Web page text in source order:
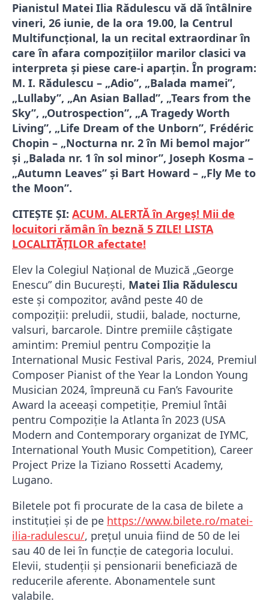
Pianistul Matei Ilia Rădulescu vă dă întâlnire
vineri, 26 iunie, de la ora 19.00, la Centrul
Multifuncțional, la un recital extraordinar în
care în afara compozițiilor marilor clasici va
interpreta și piese care-i aparțin. În program:
M. I. Rădulescu – „Adio”, „Balada mamei”,
„Lullaby”, „An Asian Ballad”, „Tears from the
Sky”, „Outrospection”, „A Tragedy Worth
Living”, „Life Dream of the Unborn”, Frédéric
Chopin – „Nocturna nr. 2 în Mi bemol major”
și „Balada nr. 1 în sol minor”, Joseph Kosma –
„Autumn Leaves” și Bart Howard – „Fly Me to
the Moon”.
CITEȘTE ȘI: ACUM. ALERTĂ în Argeș! Mii de
locuitori rămân în beznă 5 ZILE! LISTA
LOCALITĂȚILOR afectate!
Elev la Colegiul Național de Muzică „George
Enescu” din București, Matei Ilia Rădulescu
este și compozitor, având peste 40 de
compoziții: preludii, studii, balade, nocturne,
valsuri, barcarole. Dintre premiile câștigate
amintim: Premiul pentru Compoziție la
International Music Festival Paris, 2024, Premiul
Composer Pianist of the Year la London Young
Musician 2024, împreună cu Fan’s Favourite
Award la aceeași competiție, Premiul întâi
pentru Compoziție la Atlanta în 2023 (USA
Modern and Contemporary organizat de IYMC,
International Youth Music Competition), Career
Project Prize la Tiziano Rossetti Academy,
Lugano.
Biletele pot fi procurate de la casa de bilete a
instituției și de pe https://www.bilete.ro/matei-
ilia-radulescu/, prețul unuia fiind de 50 de lei
sau 40 de lei în funcție de categoria locului.
Elevii, studenții și pensionarii beneficiază de
reducerile aferente. Abonamentele sunt
valabile.